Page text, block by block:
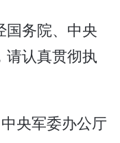
国务院、中央
请认真贯彻执
央军委办公厅